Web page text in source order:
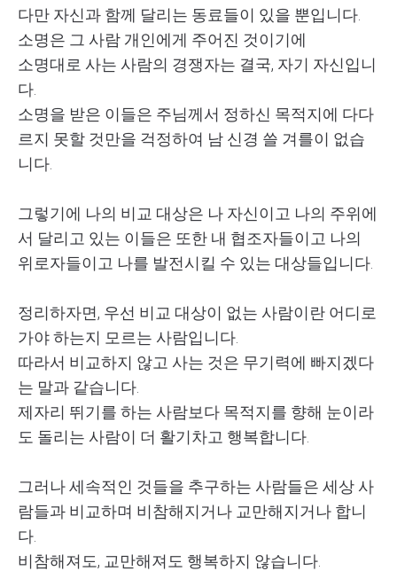
다만 자신과 함께 달리는 동료들이 있을 뿐입니다.
소명은 그 사람 개인에게 주어진 것이기에
소명대로 사는 사람의 경쟁자는 결국, 자기 자신입니
다.
소명을 받은 이들은 주님께서 정하신 목적지에 다다
르지 못할 것만을 걱정하여 남 신경 쓸 겨를이 없습
니다.
그렇기에 나의 비교 대상은 나 자신이고 나의 주위에
서 달리고 있는 이들은 또한 내 협조자들이고 나의
위로자들이고 나를 발전시킬 수 있는 대상들입니다.
정리하자면, 우선 비교 대상이 없는 사람이란 어디로
가야 하는지 모르는 사람입니다.
따라서 비교하지 않고 사는 것은 무기력에 빠지겠다
는 말과 같습니다.
제자리 뛰기를 하는 사람보다 목적지를 향해 눈이라
도 돌리는 사람이 더 활기차고 행복합니다.
그러나 세속적인 것들을 추구하는 사람들은 세상 사
람들과 비교하며 비참해지거나 교만해지거나 합니
다.
비참해져도, 교만해져도 행복하지 않습니다.